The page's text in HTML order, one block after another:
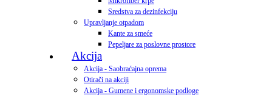
Sredstva za dezinfekciju
Upravljanje otpadom
Kante za smeće
Pepeljare za poslovne prostore
Akcija
Akcija - Saobraćajna oprema
Otirači na akciji
Akcija - Gumene i ergonomske podloge